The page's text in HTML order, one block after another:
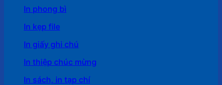
In phong bì
In kẹp file
In giấy ghi chú
In thiệp chúc mừng
In sách, in tạp chí